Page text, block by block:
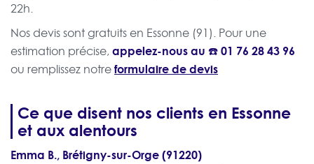
22h.
Nos devis sont gratuits en Essonne (91). Pour une
estimation précise, appelez-nous au ☎️01 76 28 43 96
ou remplissez notreformulaire de devis
Ce que disent nos clients en Essonne
et aux alentours
Emma B., Brétigny-sur-Orge (91220)